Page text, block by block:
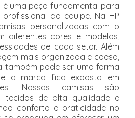
é uma peça fundamental para
da equipe. Na HP
personalizadas com o
diferentes cores e modelos,
de cada setor. Além
mais organizada e coesa,
também pode ser uma forma
a marca fica exposta em
Nossas camisas são
tecidos de alta qualidade e
conforto e praticidade no